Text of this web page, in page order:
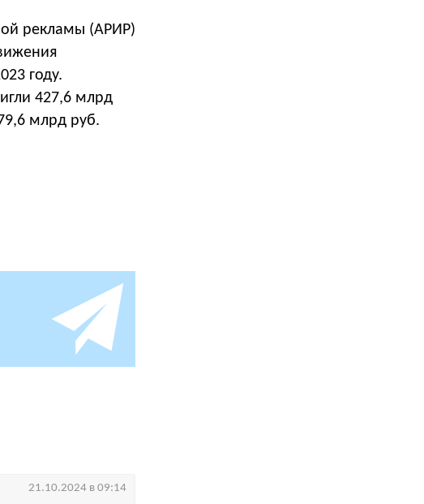
рекламы (АРИР)​​​​​​
году.
427,6 млрд
млрд руб.
21.10.2024 в 09:14